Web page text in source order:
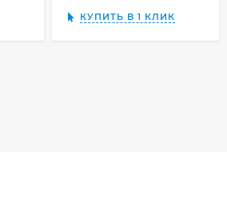
КУПИТЬ В 1 КЛИК